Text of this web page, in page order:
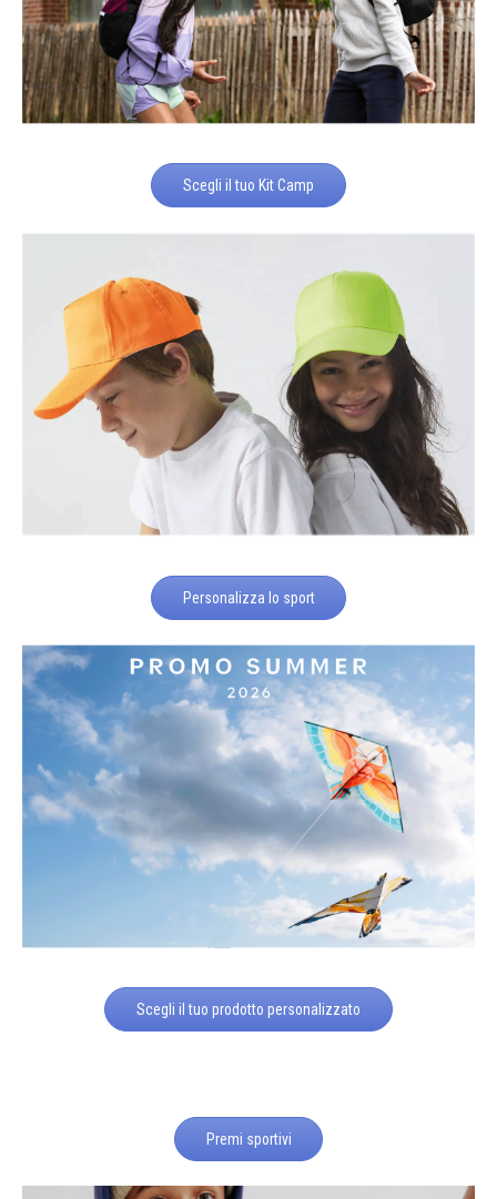
Scegli il tuo Kit Camp
Personalizza lo sport
Scegli il tuo prodotto personalizzato
Premi sportivi